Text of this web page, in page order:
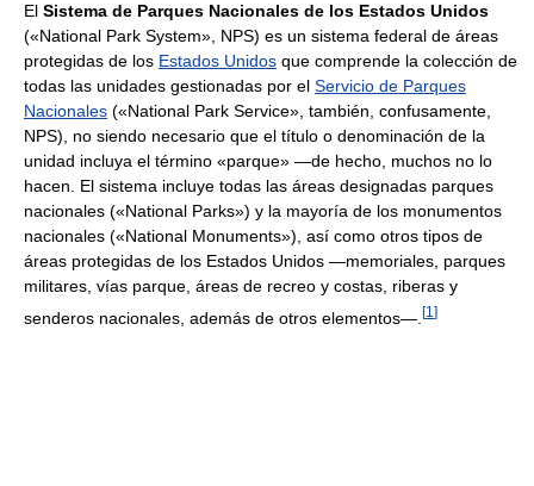
El Sistema de Parques Nacionales de los Estados Unidos
(«National Park System», NPS) es un sistema federal de áreas
protegidas de los Estados Unidos que comprende la colección de
todas las unidades gestionadas por el Servicio de Parques
Nacionales («National Park Service», también, confusamente,
NPS), no siendo necesario que el título o denominación de la
unidad incluya el término «parque» —de hecho, muchos no lo
hacen. El sistema incluye todas las áreas designadas parques
nacionales («National Parks») y la mayoría de los monumentos
nacionales («National Monuments»), así como otros tipos de
áreas protegidas de los Estados Unidos —memoriales, parques
militares, vías parque, áreas de recreo y costas, riberas y
senderos nacionales, además de otros elementos—. [1 ]